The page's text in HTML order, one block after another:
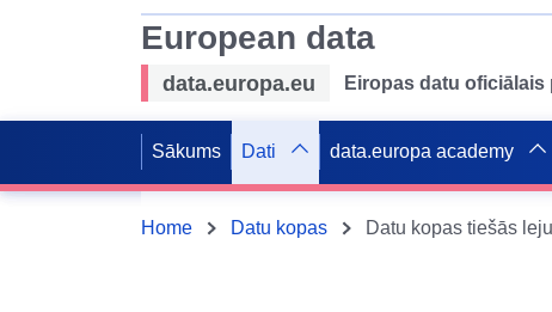
European data
data.europa.eu Eiropas datu oficiālais
Sākums Dati data.europa academy
Home Datu kopas